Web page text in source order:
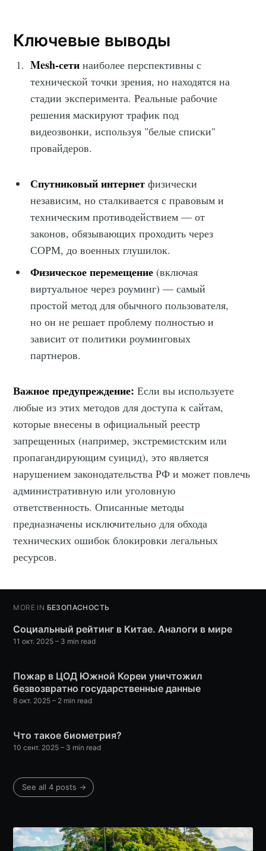
Ключевые выводы
Mesh-сети наиболее перспективны с
технической точки зрения, но находятся на
стадии эксперимента. Реальные рабочие
решения маскируют трафик под
видеозвонки, используя "белые списки"
провайдеров.
Спутниковый интернет физически
независим, но сталкивается с правовым и
техническим противодействием — от
законов, обязывающих проходить через
СОРМ, до военных глушилок.
Физическое перемещение (включая
виртуальное через роуминг) — самый
простой метод для обычного пользователя,
но он не решает проблему полностью и
зависит от политики роуминговых
партнеров.
Важное предупреждение: Если вы используете
любые из этих методов для доступа к сайтам,
которые внесены в официальный реестр
запрещенных (например, экстремистским или
пропагандирующим суицид), это является
нарушением законодательства РФ и может повлечь
административную или уголовную
ответственность. Описанные методы
предназначены исключительно для обхода
технических ошибок блокировки легальных
ресурсов.
MORE IN БЕЗОПАСНОСТЬ
Социальный рейтинг в Китае. Аналоги в мире
11 окт. 2025 – 3 min read
Пожар в ЦОД Южной Кореи уничтожил
безвозвратно государственные данные
8 окт. 2025 – 2 min read
Что такое биометрия?
10 сент. 2025 – 3 min read
See all 4 posts →